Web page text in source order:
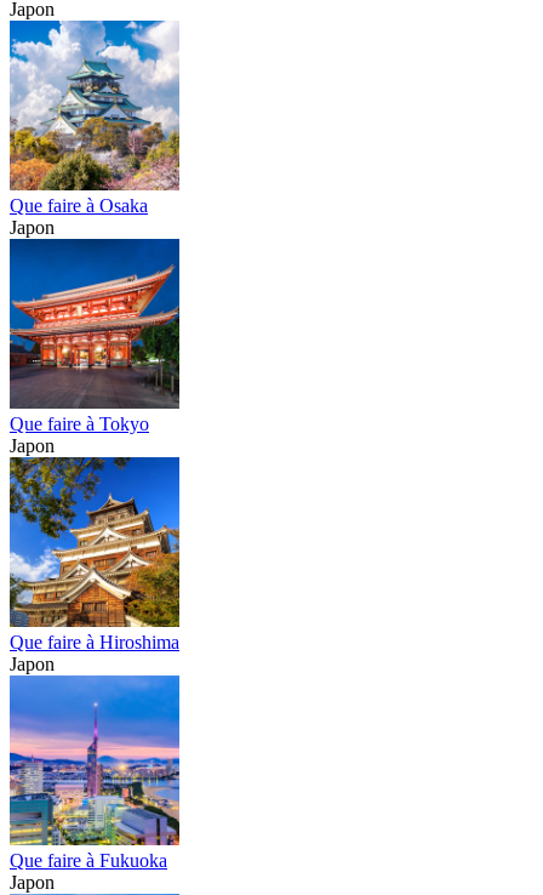
Japon
Que faire à Osaka
Japon
Que faire à Tokyo
Japon
Que faire à Hiroshima
Japon
Que faire à Fukuoka
Japon